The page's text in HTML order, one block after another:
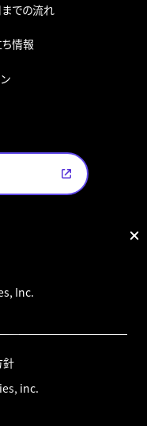
での流れ
情報
Inc.
針
inc.